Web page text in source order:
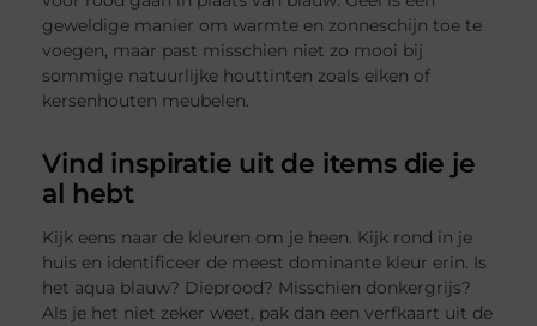
geweldige manier om warmte en zonneschijn toe te
voegen, maar past misschien niet zo mooi bij
sommige natuurlijke houttinten zoals eiken of
kersenhouten meubelen.
Vind inspiratie uit de items die je
al hebt
Kijk eens naar de kleuren om je heen. Kijk rond in je
huis en identificeer de meest dominante kleur erin. Is
het aqua blauw? Dieprood? Misschien donkergrijs?
Als je het niet zeker weet, pak dan een verfkaart uit de